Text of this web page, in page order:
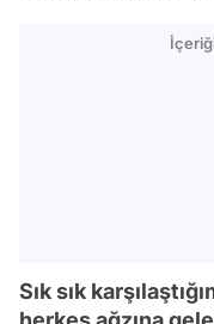
Sık sık